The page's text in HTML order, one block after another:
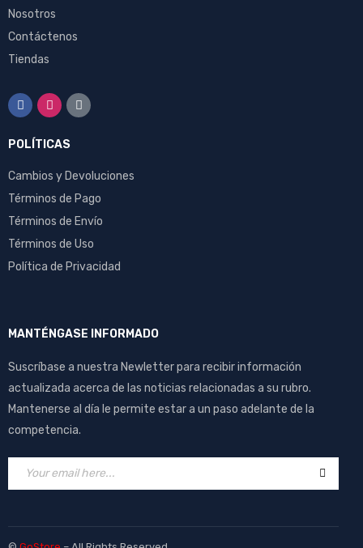
Nosotros
Contáctenos
Tiendas
POLÍTICAS
Cambios y Devoluciones
Términos de Pago
Términos de Envío
Términos de Uso
Política de Privacidad
MANTÉNGASE INFORMADO
Suscríbase a nuestra Newletter para recibir información
actualizada acerca de las noticias relacionadas a su rubro.
Mantenerse al día le permite estar a un paso adelante de la
competencia.